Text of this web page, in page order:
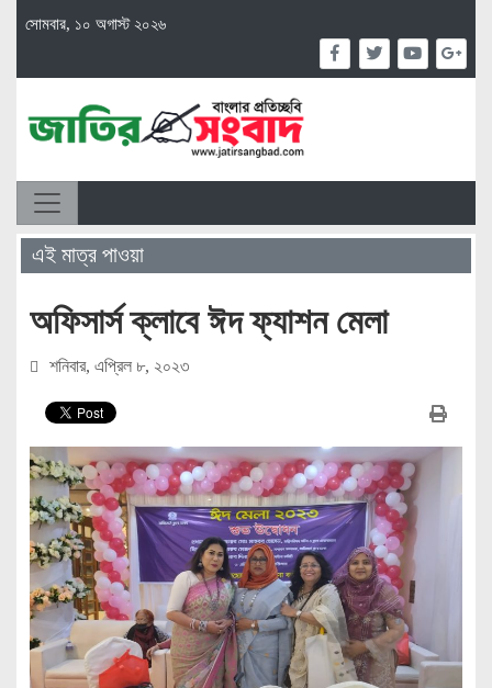
সোমবার, ১০ অগাস্ট ২০২৬
এই মাত্র পাওয়া
অফিসার্স ক্লাবে ঈদ ফ্যাশন মেলা
শনিবার, এপ্রিল ৮, ২০২৩